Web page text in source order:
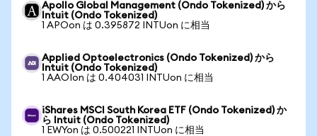
Apollo Global Management (Ondo Tokenized) から
Intuit (Ondo Tokenized)
1 APOon は 0.395872 INTUon に相当
Applied Optoelectronics (Ondo Tokenized) から
Intuit (Ondo Tokenized)
1 AAOIon は 0.404031 INTUon に相当
iShares MSCI South Korea ETF (Ondo Tokenized) か
ら Intuit (Ondo Tokenized)
1 EWYon は 0.500221 INTUon に相当